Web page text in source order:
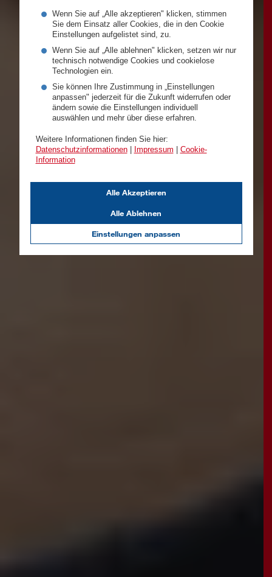
Wenn Sie auf „Alle akzeptieren" klicken, stimmen
Sie dem Einsatz aller Cookies, die in den Cookie
Einstellungen aufgelistet sind, zu.
Wenn Sie auf „Alle ablehnen" klicken, setzen wir nur
technisch notwendige Cookies und cookielose
Technologien ein.
Sie können Ihre Zustimmung in „Einstellungen
anpassen" jederzeit für die Zukunft widerrufen oder
ändern sowie die Einstellungen individuell
auswählen und mehr über diese erfahren.
Weitere Informationen finden Sie hier:
Datenschutzinformationen| Impressum
Cookie-
Information
Einstellungen anpassen
Alle Ablehnen
Alle Akzeptieren